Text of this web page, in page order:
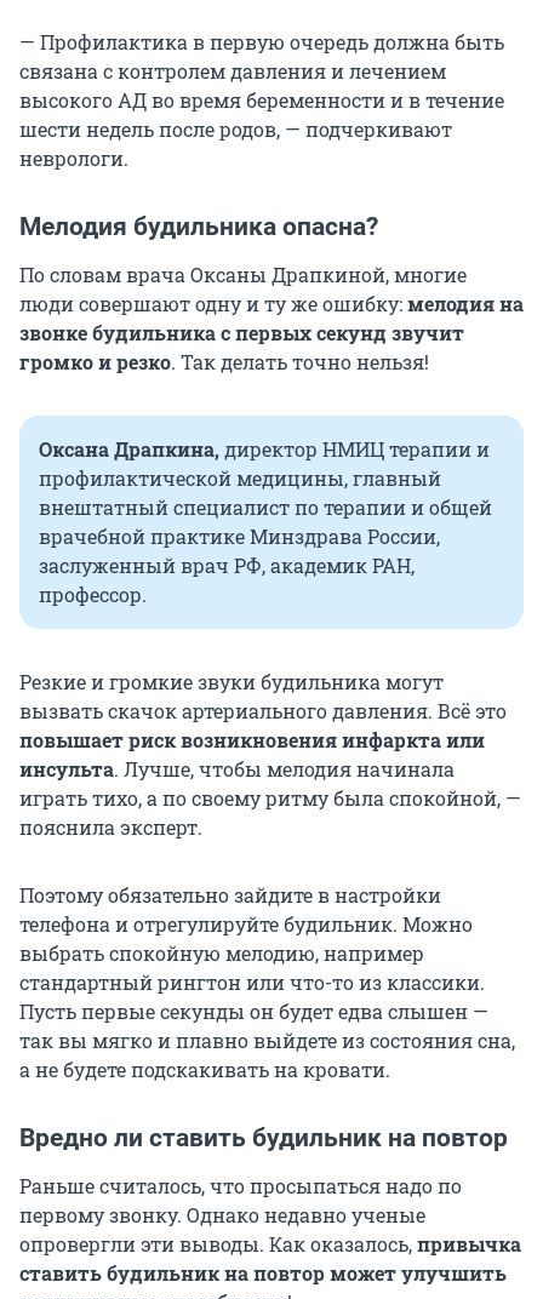
— Профилактика в первую очередь должна быть
связана с контролем давления и лечением
высокого АД во время беременности и в течение
шести недель после родов, — подчеркивают
неврологи.
Мелодия будильника опасна?
По словам врача Оксаны Драпкиной, многие
люди совершают одну и ту же ошибку:мелодия на
звонке будильника с первых секунд звучит
громко и резко. Так делать точно нельзя!
Оксана Драпкина, директор НМИЦ терапии и
профилактической медицины, главный
внештатный специалист по терапии и общей
врачебной практике Минздрава России,
заслуженный врач РФ, академик РАН,
профессор.
Резкие и громкие звуки будильника могут
вызвать скачок артериального давления. Всё это
повышает риск возникновения инфаркта или
инсульта. Лучше, чтобы мелодия начинала
играть тихо, а по своему ритму была спокойной, —
пояснила эксперт.
Поэтому обязательно зайдите в настройки
телефона и отрегулируйте будильник. Можно
выбрать спокойную мелодию, например
стандартный рингтон или что-то из классики.
Пусть первые секунды он будет едва слышен —
так вы мягко и плавно выйдете из состояния сна,
а не будете подскакивать на кровати.
Вредно ли ставить будильник на повтор
Раньше считалось, что просыпаться надо по
первому звонку. Однако недавно ученые
опровергли эти выводы. Как оказалось,привычка
ставить будильник на повтор может улучшить